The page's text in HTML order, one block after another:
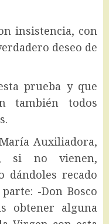
insistencia, con
deseo de
prueba y que
también todos
Auxiliadora,
si no vienen,
dándoles recado
-Don Bosco
obtener alguna